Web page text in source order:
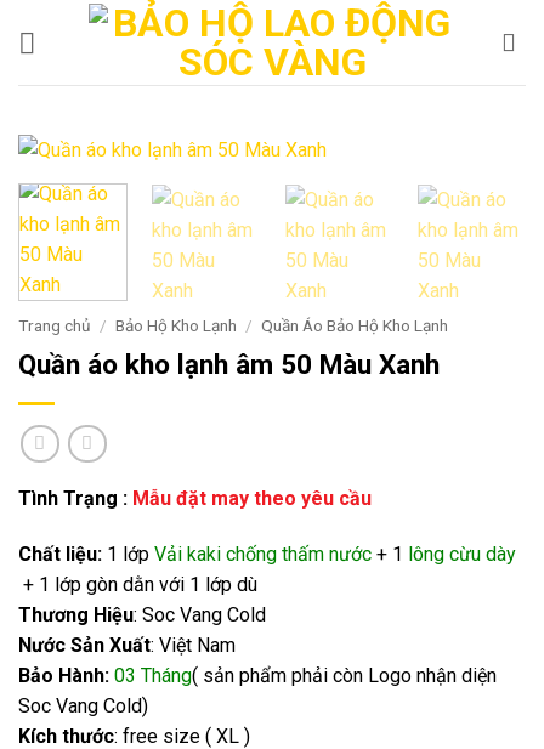
Trang chủ / Bảo Hộ Kho Lạnh / Quần Áo Bảo Hộ Kho Lạnh
Quần áo kho lạnh âm 50 Màu Xanh
Tình Trạng : Mẫu đặt may theo yêu cầu
Chất liệu: 1 lớp Vải kaki chống thấm nước + 1 lông cừu dày
+ 1 lớp gòn dằn với 1 lớp dù
Thương Hiệu: Soc Vang Cold
Nước Sản Xuất: Việt Nam
Bảo Hành: 03 Tháng( sản phẩm phải còn Logo nhận diện
Soc Vang Cold)
Kích thước: free size ( XL )